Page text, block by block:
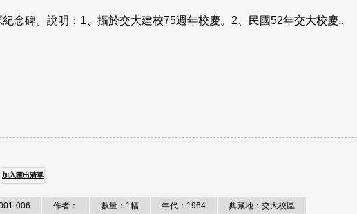
念碑。說明：1、攝於交大建校75週年校慶。2、民國52年交大校慶..
加入匯出清單
006 作者： 數量：1幅 年代：1964 典藏地：交大校區